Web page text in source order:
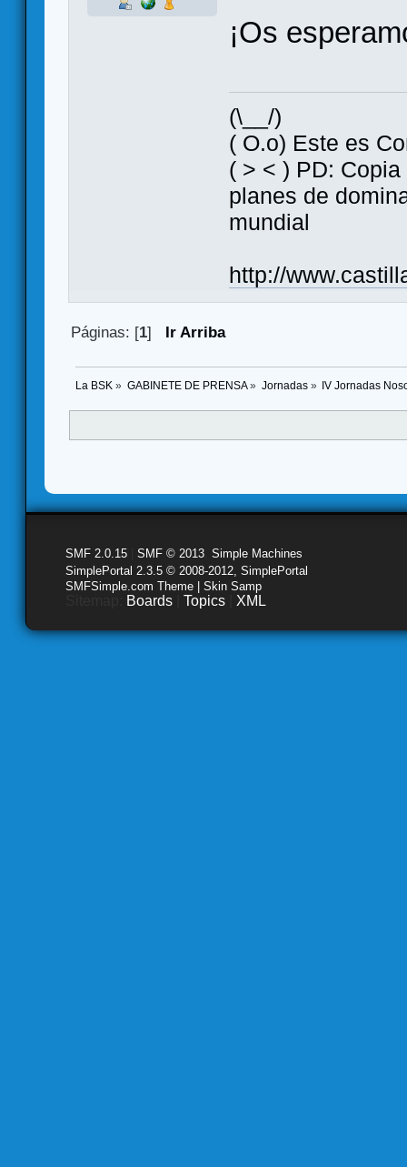
¡Os
(\__/)
( O.o) Este es
( > < ) PD:
planes de
mundial
http://
Páginas: [1] Ir Arriba
La BSK » GABINETE DE PRENSA» Jornadas» IV Jornadas
SMF 2.0.15 SMF © 2013 Simple Machines
SimplePortal 2.3.5 © 2008-2012, SimplePortal
SMFSimple.com Theme | Skin Samp
Boards Topics XML